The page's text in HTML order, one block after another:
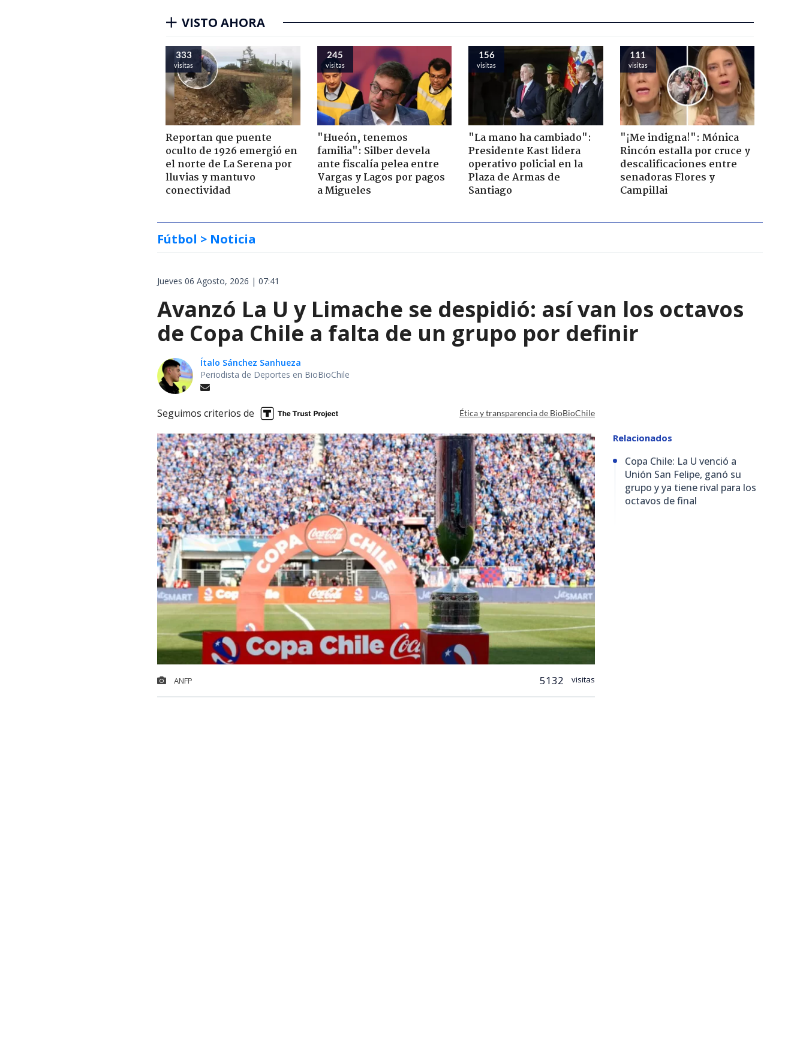
VISTO AHORA
333
visitas
Reportan que puente
oculto de 1926 emergió en
el norte de La Serena por
lluvias y mantuvo
conectividad
245
visitas
"Hueón, tenemos
familia": Silber devela
ante fiscalía pelea entre
Vargas y Lagos por pagos
a Migueles
156
visitas
"La mano ha cambiado":
Presidente Kast lidera
operativo policial en la
Plaza de Armas de
Santiago
111
visitas
"¡Me indigna!": Mónica
Rincón estalla por cruce y
descalificaciones entre
senadoras Flores y
Campillai
Fútbol > Noticia
Jueves 06 Agosto, 2026 | 07:41
Avanzó La U y Limache se despidió: así van los octavos
de Copa Chile a falta de un grupo por definir
Ítalo Sánchez Sanhueza
Periodista de Deportes en BioBioChile
Seguimos criterios de Ética y transparencia de BioBioChile
ANFP 5132 visitas
Relacionados
Copa Chile: La U venció a
Unión San Felipe, ganó su
grupo y ya tiene rival para los
octavos de final